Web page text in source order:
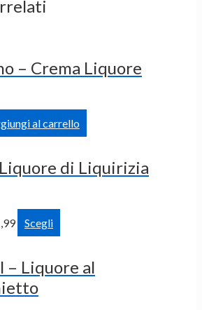
– Crema Liquore
al carrello
di Liquirizia
Scegli
– Liquore al